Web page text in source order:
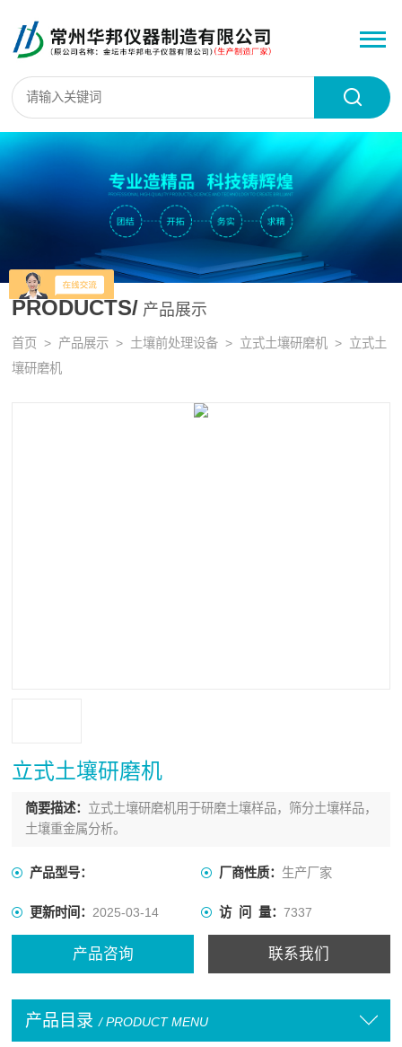
PRODUCTS/ 产品展示
首页 > 产品展示 > 土壤前处理设备 > 立式土壤研磨机 > 立式土
壤研磨机
立式土壤研磨机
简要描述： 立式土壤研磨机用于研磨土壤样品，筛分土壤样品，
土壤重金属分析。
产品型号： 厂商性质： 生产厂家
更新时间：2025-03-14 访 问 量： 7337
产品咨询 联系我们
产品目录 / PRODUCT MENU